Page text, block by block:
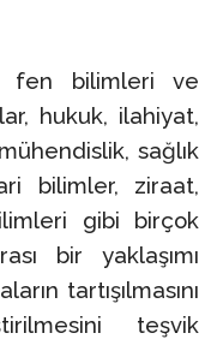
fen bilimleri ve
hukuk, ilahiyat,
sağlık
bilimler, ziraat,
gibi birçok
bir yaklaşımı
tartışılmasını
teşvik